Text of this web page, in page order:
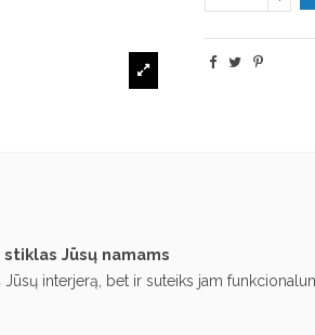
Jūsų namams
interjerą, bet ir suteiks jam